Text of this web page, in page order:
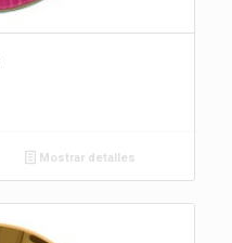
Mostrar detalles